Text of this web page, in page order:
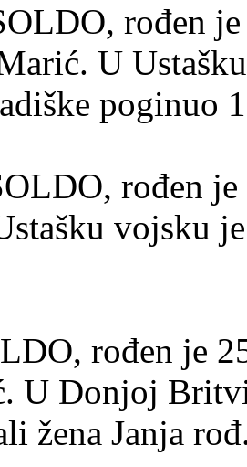
rođen
U
poginuo
rođen
vojsku
rođen je
U Donjoj
žena Janja